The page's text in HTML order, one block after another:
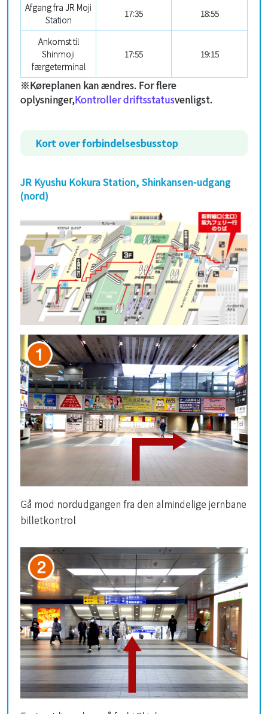
Afgang fra JR Moji
Station
17:35 18:55
Ankomst til
Shinmoji
færgeterminal
17:55 19:15
※Køreplanen kan ændres. For flere
oplysninger,Kontroller driftsstatusvenligst.
Kort over forbindelsesbusstop
JR Kyushu Kokura Station, Shinkansen-udgang
(nord)
Gå mod nordudgangen fra den almindelige jernbane
billetkontrol